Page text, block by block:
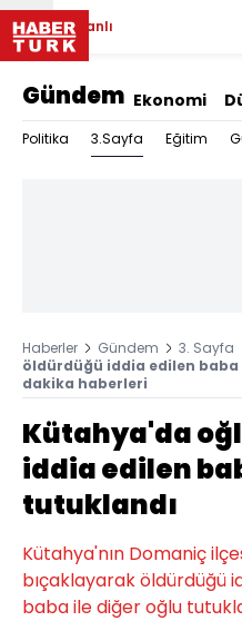
Canlı
Gündem Ekonomi
Politika 3.Sayfa Eğitim
Haberler Gündem 3. Sayfa
öldürdüğü iddia edilen baba
dakika haberleri
Kütahya'da
iddia edilen
tutuklandı
Kütahya'nın Domaniç
bıçaklayarak öldürdüğü
baba ile diğer oğlu